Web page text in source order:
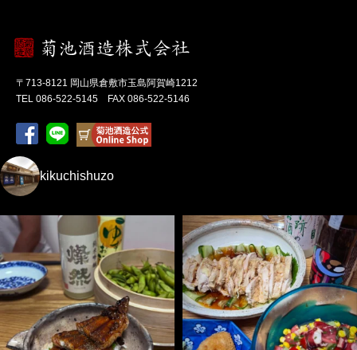
〒713-8121 岡山県倉敷市玉島阿賀崎1212
TEL 086-522-5145 FAX 086-522-5146
kikuchishuzo